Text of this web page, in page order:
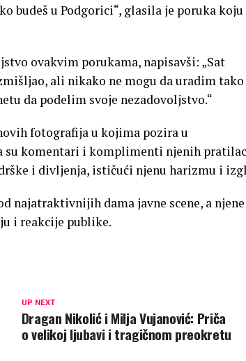
budeš u Podgorici“, glasila je poruka koju
ovakvim porukama, napisavši: „Sat
ali nikako ne mogu da uradim tako
da podelim svoje nezadovoljstvo.“
fotografija u kojima pozira u
su komentari i komplimenti njenih
i divljenja, ističući njenu harizmu i
najatraktivnijih dama javne scene, a njene
i reakcije publike.
UP NEXT
Dragan Nikolić i Milja Vujanović: Priča
o velikoj ljubavi i tragičnom preokretu